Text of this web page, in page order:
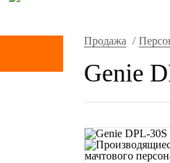
Продажа /
Genie